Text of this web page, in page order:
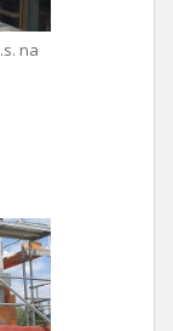
na